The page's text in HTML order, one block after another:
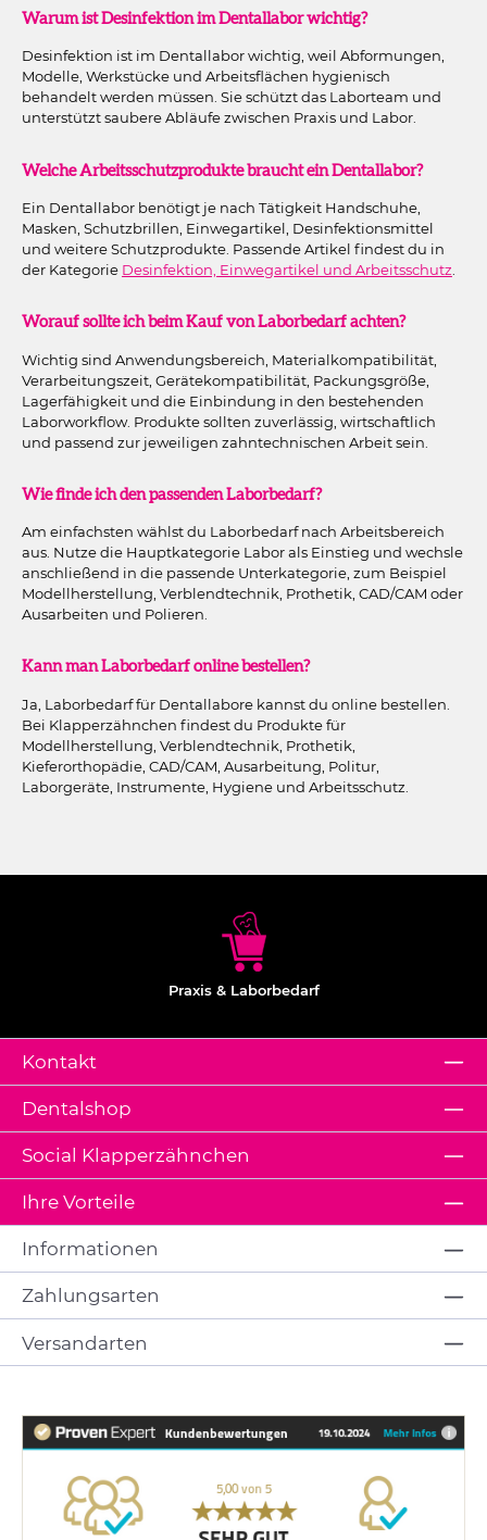
Warum ist Desinfektion im Dentallabor wichtig?
Desinfektion ist im Dentallabor wichtig, weil Abformungen,
Modelle, Werkstücke und Arbeitsflächen hygienisch
behandelt werden müssen. Sie schützt das Laborteam und
unterstützt saubere Abläufe zwischen Praxis und Labor.
Welche Arbeitsschutzprodukte braucht ein Dentallabor?
Ein Dentallabor benötigt je nach Tätigkeit Handschuhe,
Masken, Schutzbrillen, Einwegartikel, Desinfektionsmittel
und weitere Schutzprodukte. Passende Artikel findest du in
der Kategorie Desinfektion, Einwegartikel und Arbeitsschutz
Worauf sollte ich beim Kauf von Laborbedarf achten?
Wichtig sind Anwendungsbereich, Materialkompatibilität,
Verarbeitungszeit, Gerätekompatibilität, Packungsgröße,
Lagerfähigkeit und die Einbindung in den bestehenden
Laborworkflow. Produkte sollten zuverlässig, wirtschaftlich
und passend zur jeweiligen zahntechnischen Arbeit sein.
Wie finde ich den passenden Laborbedarf?
Am einfachsten wählst du Laborbedarf nach Arbeitsbereich
aus. Nutze die Hauptkategorie Labor als Einstieg und wechsle
anschließend in die passende Unterkategorie, zum Beispiel
Modellherstellung, Verblendtechnik, Prothetik, CAD/CAM oder
Ausarbeiten und Polieren.
Kann man Laborbedarf online bestellen?
Ja, Laborbedarf für Dentallabore kannst du online bestellen.
Bei Klapperzähnchen findest du Produkte für
Modellherstellung, Verblendtechnik, Prothetik,
Kieferorthopädie, CAD/CAM, Ausarbeitung, Politur,
Laborgeräte, Instrumente, Hygiene und Arbeitsschutz.
Praxis & Laborbedarf
Kontakt
Dentalshop
Ihre Vorteile
Social Klapperzähnchen
Informationen
Zahlungsarten
Versandarten